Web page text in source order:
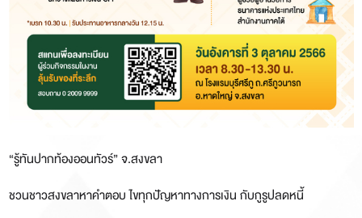
“รู้ทันปากท้องออนทัวร์” จ.สงขลา
ชวนชาวสงขลาหาคำตอบ ไขทุกปัญหาทางการเงิน กับกูรูปลดหนี้